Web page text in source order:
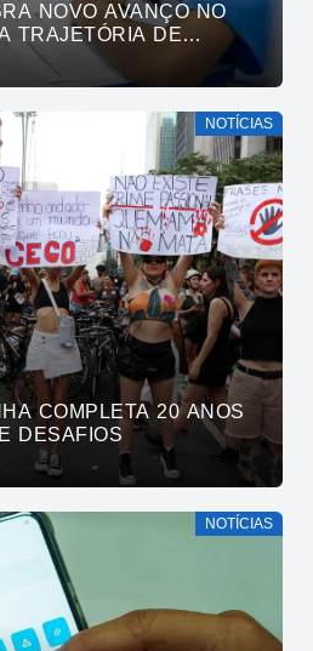
NOVO AVANÇO NO
TRAJETÓRIA DE
EDUCAÇÃO PÚBLICA
NOTÍCIAS
COMPLETA 20 ANOS
DESAFIOS
NOTÍCIAS